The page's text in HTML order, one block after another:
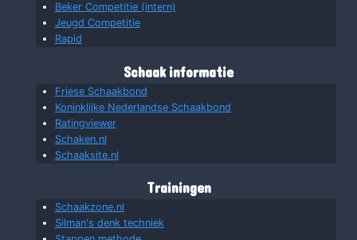
Beker Competitie (intern)
Jeugd Competitie
Rapid
Schaak informatie
Friese Schaakbond
Koninklijke Nederlandse Schaakbond
Ratingviewer
Schaken.nl
Schaaksite.nl
Trainingen
Schaakzone.nl
Silman's denk techniek